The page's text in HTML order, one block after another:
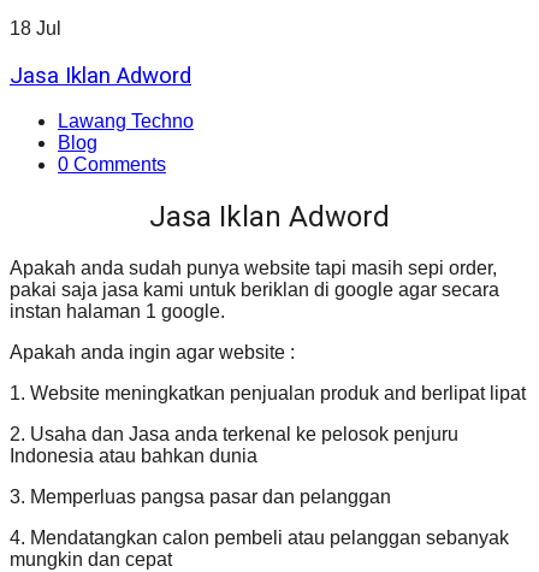
18 Jul
Jasa Iklan Adword
Lawang Techno
Blog
0 Comments
Jasa Iklan Adword
Apakah anda sudah punya website tapi masih sepi order,
pakai saja jasa kami untuk beriklan di google agar secara
instan halaman 1 google.
Apakah anda ingin agar website :
1. Website meningkatkan penjualan produk and berlipat lipat
2. Usaha dan Jasa anda terkenal ke pelosok penjuru
Indonesia atau bahkan dunia
3. Memperluas pangsa pasar dan pelanggan
4. Mendatangkan calon pembeli atau pelanggan sebanyak
mungkin dan cepat